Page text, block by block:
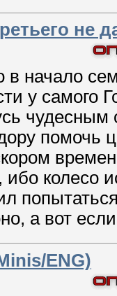
не
начало
у самого
чудесным
помочь
ибо колесо
а вот
ENG)